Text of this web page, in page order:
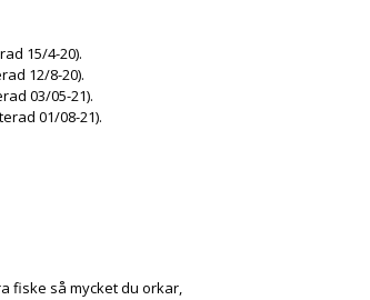
15/4-20).
12/8-20).
03/05-21).
01/08-21).
fiske så mycket du orkar,